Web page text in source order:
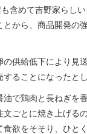
含めて吉野家らしい
から、商品開発の
供給低下により見
ることになったとし
で鶏肉と長ねぎを
ごとに焼き上げる
欲をそそり、ひと